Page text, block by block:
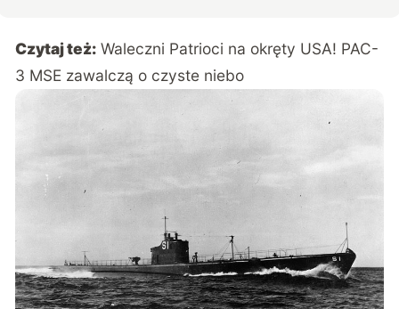
Czytaj też: Waleczni Patrioci na okręty USA! PAC-
3 MSE zawalczą o czyste niebo